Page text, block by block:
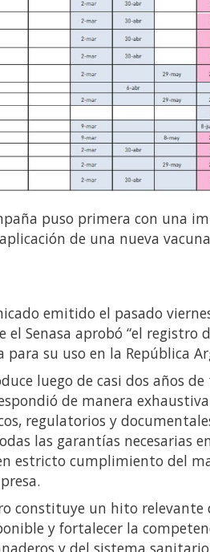
puso primera con una
de una nueva
emitido el pasado
el Senasa aprobó “el registro
su uso en la República
luego de casi dos años
de manera
regulatorios y
las garantías necesarias
estricto cumplimiento del
constituye un hito
y fortalecer la
y del sistema sanitario